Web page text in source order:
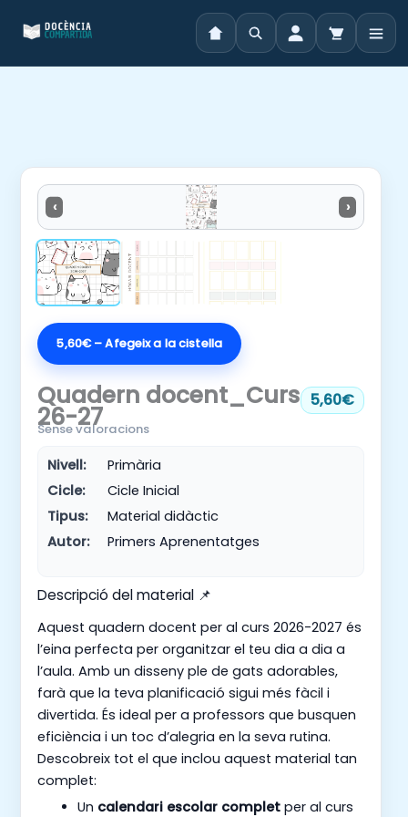
‹ ›
5,60€ – Afegeix a la cistella
Quadern docent_Curs
26-27
5,60€
Sense valoracions
Nivell:
Primària
Cicle:
Cicle Inicial
Tipus:
Material didàctic
Autor:
Primers Aprenentatges
Descripció del material 📌
Aquest quadern docent per al curs 2026-2027 és
l’eina perfecta per organitzar el teu dia a dia a
l’aula. Amb un disseny ple de gats adorables,
farà que la teva planificació sigui més fàcil i
divertida. És ideal per a professors que busquen
eficiència i un toc d’alegria en la seva rutina.
Descobreix tot el que inclou aquest material tan
complet:
Un calendari escolar complet per al curs